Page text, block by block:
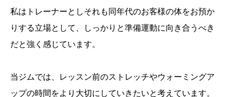
私はトレーナーとしそれも同年代のお客様の体をお預か
りする立場として、しっかりと準備運動に向き合うべき
だと強く感じています。
当ジムでは、レッスン前のストレッチやウォーミングア
ップの時間をより大切にしていきたいと考えています。